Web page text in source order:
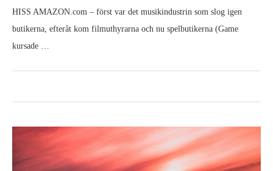
HISS AMAZON.com – först var det musikindustrin som slog igen
butikerna, efteråt kom filmuthyrarna och nu spelbutikerna (Game
kursade …